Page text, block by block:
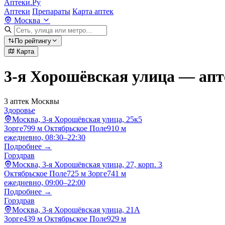
Аптеки.Ру
Аптеки Препараты Карта аптек
Москва
По рейтингу
Карта
3-я Хорошёвская улица —
3 аптек Москвы
Здоровье
Москва, 3-я Хорошёвская улица, 25к5
Зорге799 м Октябрьское Поле910 м
ежедневно, 08:30–22:30
Подробнее →
Горздрав
Москва, 3-я Хорошёвская улица, 27, корп. 3
Октябрьское Поле725 м Зорге741 м
ежедневно, 09:00–22:00
Подробнее →
Горздрав
Москва, 3-я Хорошёвская улица, 21А
Зорге439 м Октябрьское Поле929 м